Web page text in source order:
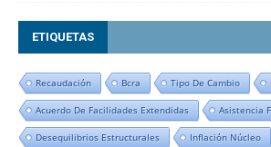
ETIQUETAS
Recaudación Bcra Tipo De Cambio
Acuerdo De Facilidades Extendidas Asistencia
Desequilibrios Estructurales Inflación Núcleo